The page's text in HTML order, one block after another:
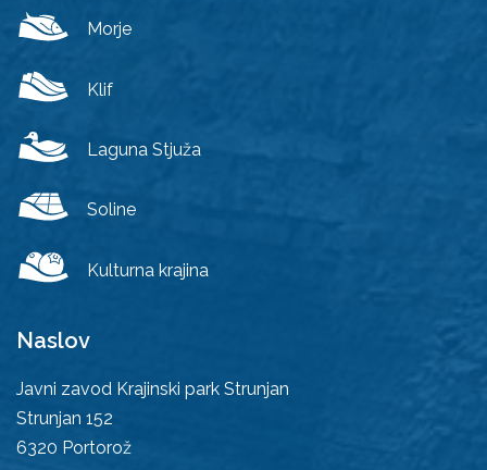
Morje
Klif
Laguna Stjuža
Soline
Kulturna krajina
Naslov
Javni zavod Krajinski park Strunjan
Strunjan 152
6320 Portorož